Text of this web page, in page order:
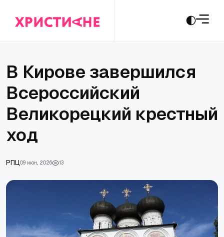
В Кирове завершился
Всероссийский
Великорецкий крестный
ход
РПЦ09 июн., 2026 13